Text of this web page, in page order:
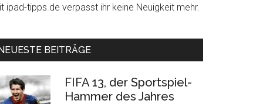
ipad-tipps.de verpasst ihr keine Neuigkeit mehr.
BEITRÄGE
FIFA 13, der Sportspiel-
Hammer des Jahres